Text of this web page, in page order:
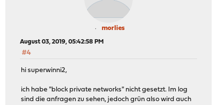
morlies
August 03, 2019, 05:42:58 PM
#4
hi superwinni2,
ich habe "block private networks" nicht gesetzt. Im log
sind die anfragen zu sehen, jedoch grün also wird auch